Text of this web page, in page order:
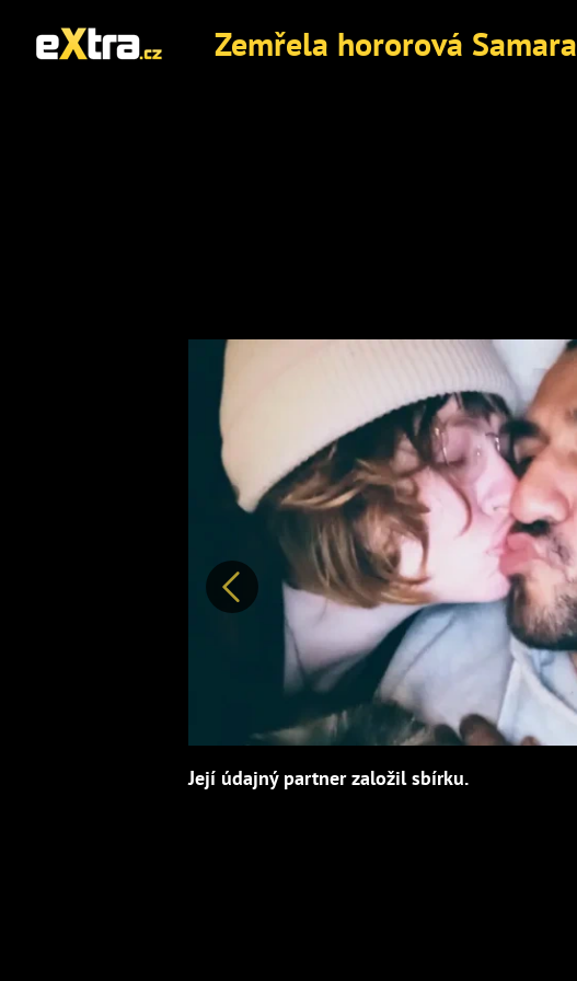
Předchozí
Její údajný partner založil sbírku.